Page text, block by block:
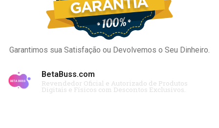
Garantimos sua Satisfação ou Devolvemos o Seu Dinheiro.
BetaBuss.com
Revendedor Oficial e Autorizado de Produtos
Digitais e Físicos com Descontos Exclusivos.